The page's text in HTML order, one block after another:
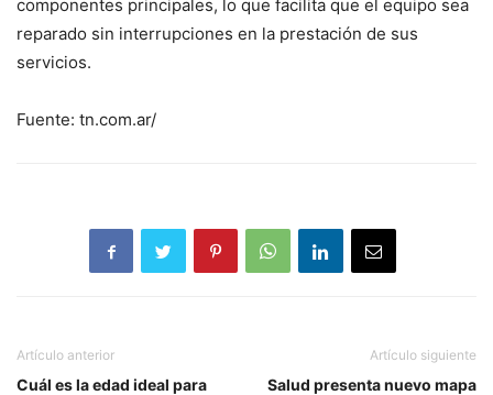
componentes principales, lo que facilita que el equipo sea
reparado sin interrupciones en la prestación de sus
servicios.
Fuente: tn.com.ar/
Artículo anterior
Cuál es la edad ideal para
Artículo siguiente
Salud presenta nuevo mapa